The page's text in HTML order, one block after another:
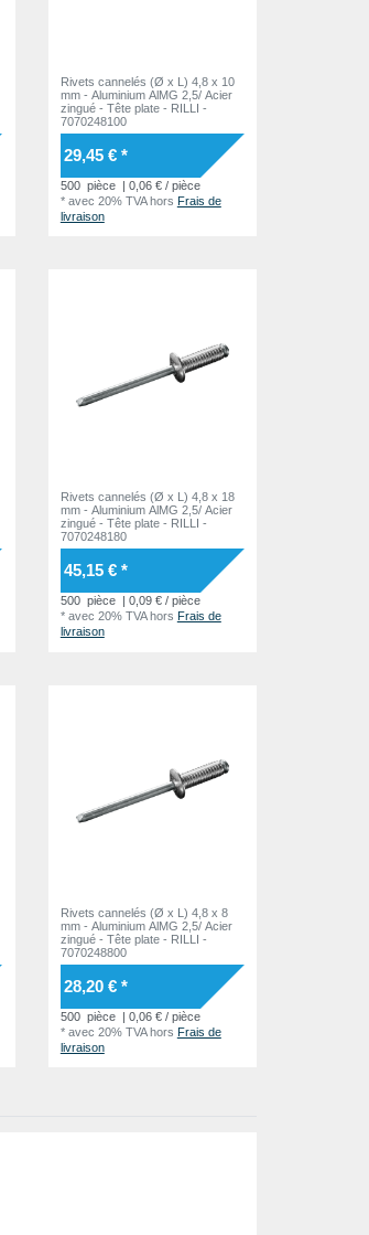
Rivets cannelés (Ø x L) 4,8 x 10
mm - Aluminium AlMG 2,5/ Acier
zingué - Tête plate - RILLI -
7070248100
29,45 € *
500 pièce | 0,06 € / pièce
* avec 20% TVAhors Frais de
livraison
Rivets cannelés (Ø x L) 4,8 x 18
mm - Aluminium AlMG 2,5/ Acier
zingué - Tête plate - RILLI -
7070248180
45,15 € *
500 pièce
| 0,09 € / pièce
* avec 20% TVAhors Frais de
livraison
Rivets cannelés (Ø x L) 4,8 x 8
mm - Aluminium AlMG 2,5/ Acier
zingué - Tête plate - RILLI -
7070248800
28,20 € *
500 pièce | 0,06 € / pièce
* avec 20% TVAhors Frais de
livraison